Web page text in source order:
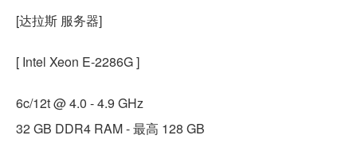
[达拉斯 服务器]
[ Intel Xeon E-2286G ]
6c/12t @ 4.0 - 4.9 GHz
32 GB DDR4 RAM - 最高 128 GB